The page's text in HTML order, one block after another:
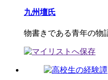
九州壇氏
物書きである青年の物